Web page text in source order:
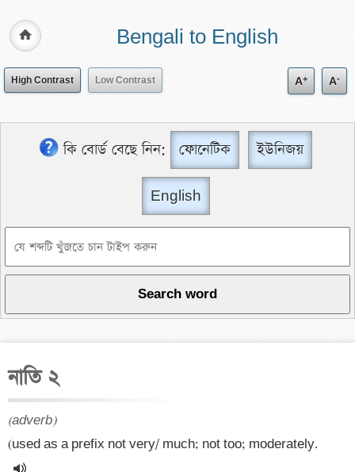
Bengali to English
High Contrast Low Contrast A+ A-
কি বোর্ড বেছে নিন: ফোনেটিক ইউনিজয়
English
নাতি ২
(adverb)
(used as a prefix not very/ much; not too; moderately.